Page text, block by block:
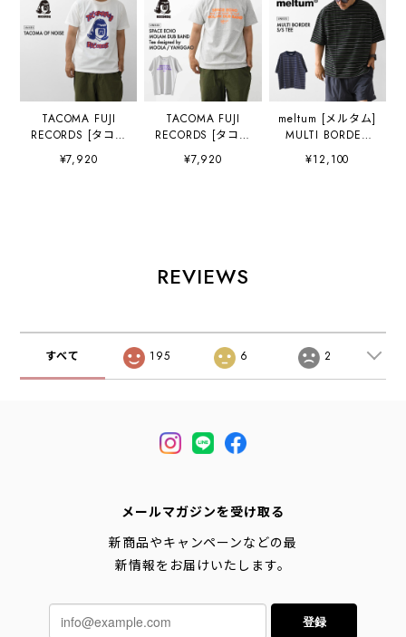
TACOMA FUJI
RECORDS [タコマ
フジレコード]
TACOMA OF
¥7,920
TACOMA FUJI
RECORDS [タコマ
フジレコード]
SPACE ECHO
[space-e] タコマ
オブノーズティ
ティー・ロゴ・コ
ラボ・MEN'S /
LADY'S [2026SS]
(TACOMA FUJI
¥7,920
meltum [メルタム]
MULTI BORDER
S/S TEE [cs-
0300-25] マルチボ
¥12,100
REVIEWS
すべて 195 6 2
メールマガジンを受け取る
新商品やキャンペーンなどの最
新情報をお届けいたします。
登録